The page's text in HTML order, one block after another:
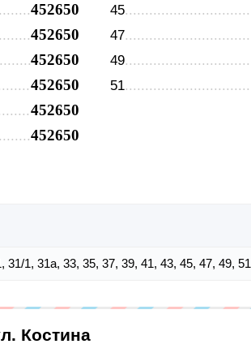
452650
452650
452650
452650
452650
452650
45
47
49
51
31/1, 31а, 33, 35, 37, 39, 41, 43, 45, 47, 49, 51
Костина